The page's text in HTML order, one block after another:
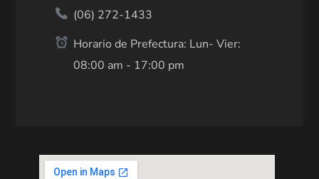
(06) 272-1433
Horario de Prefectura: Lun- Vier:
08:00 am - 17:00 pm